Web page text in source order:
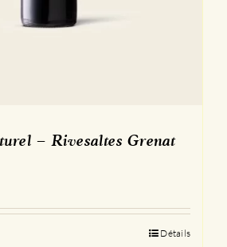
– Rivesaltes Grenat
Détails